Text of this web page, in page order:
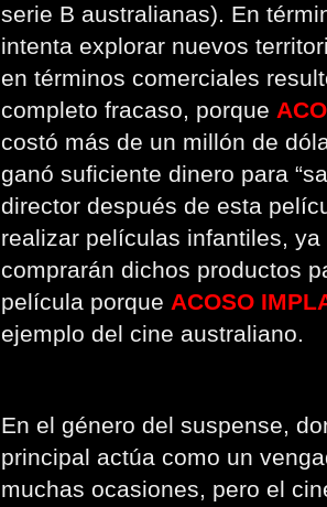
serie B australianas). En
intenta explorar nuevos
en términos comerciales
completo fracaso, porque
costó más de un millón de
ganó suficiente dinero para
director después de esta
realizar películas infantiles,
comprarán dichos productos
película porque ACOSO
ejemplo del cine australiano.
En el género del suspense,
principal actúa como un
muchas ocasiones, pero el